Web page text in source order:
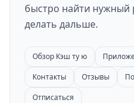
быстро найти нужный
делать дальше.
Обзор Кэш ту ю
Контакты
Отзывы
Отписаться